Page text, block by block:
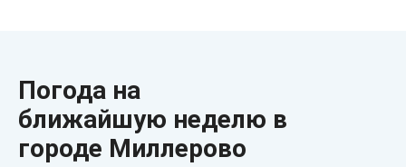
Погода на
ближайшую неделю в
городе Миллерово